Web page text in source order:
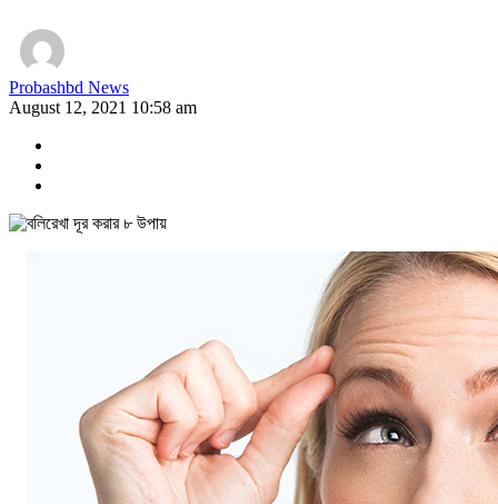
Probashbd News
August 12, 2021 10:58 am